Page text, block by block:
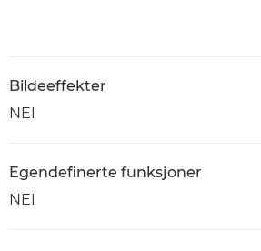
Bildeeffekter
NEI
Egendefinerte funksjoner
NEI